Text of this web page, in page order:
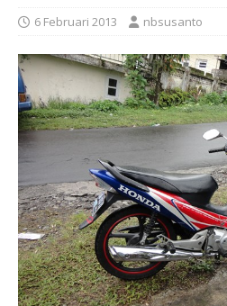
6 Februari 2013 nbsusanto